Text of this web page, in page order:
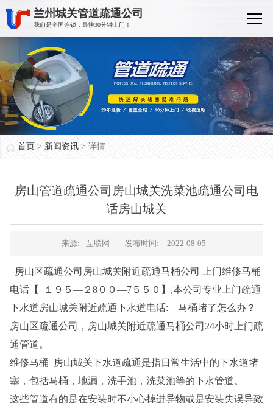
兰州城关管道疏通公司
我们是全国连锁，最快30分钟上门！
首页 > 新闻资讯 > 详情
房山管道疏通公司房山城关洗菜池疏通公司电
话房山城关
来源: 互联网 发布时间: 2022-08-05
房山区疏通公司房山城关附近疏通马桶公司 上门维修马桶
电话【 １９５—２8００—7５５０】,本公司专业上门疏通
下水道房山城关附近疏通下水道电话: 马桶堵了怎么办？
房山区疏通公司，房山城关附近疏通马桶公司24小时上门疏
通管道。
维修马桶 房山城关下水道疏通是指日常生活中的下水道堵
塞，包括马桶，地漏，洗手池，洗菜池等的下水管道。
这些管道有的是在安装时不小心掉进异物或是安装失误导致